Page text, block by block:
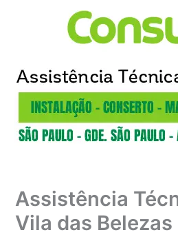
Assistência
Vila das Belezas